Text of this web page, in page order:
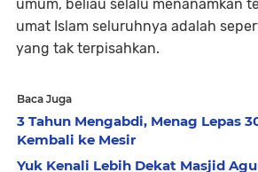
umum, beliau selalu menanamkan
umat Islam seluruhnya adalah
yang tak terpisahkan.
Baca Juga
3 Tahun Mengabdi, Menag Lepas
Kembali ke Mesir
Yuk Kenali Lebih Dekat Masjid